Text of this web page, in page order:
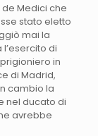
de Medici che
stato eletto
mai la
l’esercito di
in
di Madrid,
cambio la
nel ducato di
avrebbe